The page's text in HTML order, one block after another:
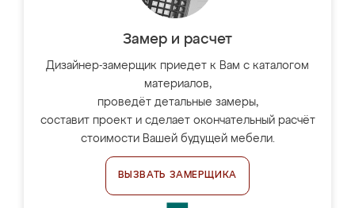
Замер и расчет
Дизайнер-замерщик приедет к Вам с каталогом
материалов,
проведёт детальные замеры,
составит проект и сделает окончательный расчёт
стоимости Вашей будущей мебели.
ВЫЗВАТЬ ЗАМЕРЩИКА